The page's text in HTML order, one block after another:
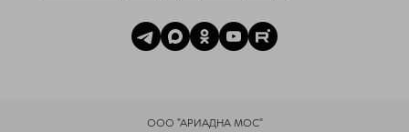
ООО "АРИАДНА МОС"